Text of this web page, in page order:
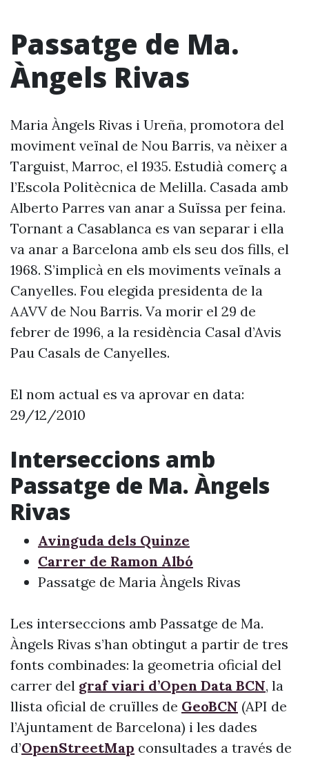
Passatge de Ma.
Àngels Rivas
Maria Àngels Rivas i Ureña, promotora del
moviment veïnal de Nou Barris, va nèixer a
Targuist, Marroc, el 1935. Estudià comerç a
l’Escola Politècnica de Melilla. Casada amb
Alberto Parres van anar a Suïssa per feina.
Tornant a Casablanca es van separar i ella
va anar a Barcelona amb els seu dos fills, el
1968. S’implicà en els moviments veïnals a
Canyelles. Fou elegida presidenta de la
AAVV de Nou Barris. Va morir el 29 de
febrer de 1996, a la residència Casal d’Avis
Pau Casals de Canyelles.
El nom actual es va aprovar en data:
29/12/2010
Interseccions amb
Passatge de Ma. Àngels
Rivas
Avinguda dels Quinze
Carrer de Ramon Albó
Passatge de Maria Àngels Rivas
Les interseccions amb Passatge de Ma.
Àngels Rivas s’han obtingut a partir de tres
fonts combinades: la geometria oficial del
carrer del graf viari d’Open Data BCN, la
llista oficial de cruïlles de GeoBCN (API de
l’Ajuntament de Barcelona) i les dades
d’OpenStreetMap consultades a través de